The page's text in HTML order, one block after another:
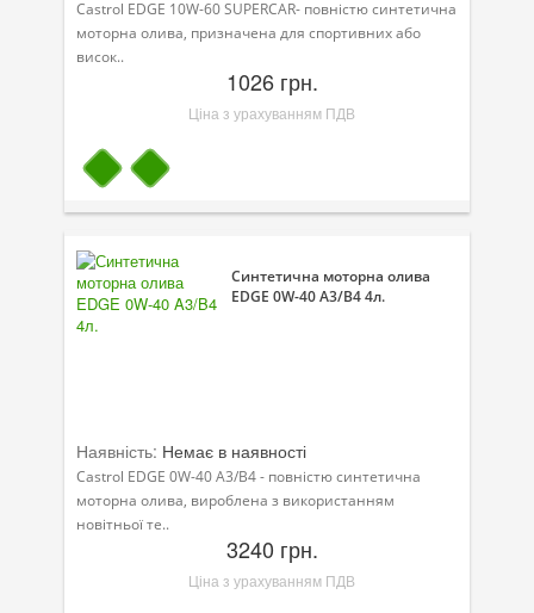
Castrol EDGE 10W-60 SUPERCAR- повністю синтетична
моторна олива, призначена для спортивних або
висок..
1026 грн.
Ціна з урахуванням ПДВ
Синтетична моторна олива
EDGE 0W-40 A3/B4 4л.
Наявність: Немає в наявності
Castrol EDGE 0W-40 A3/B4 - повністю синтетична
моторна олива, вироблена з використанням
новітньої те..
3240 грн.
Ціна з урахуванням ПДВ